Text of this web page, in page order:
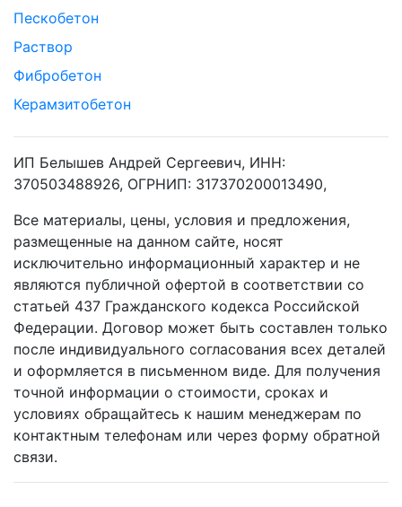
Пескобетон
Раствор
Фибробетон
Керамзитобетон
ИП Белышев Андрей Сергеевич, ИНН:
370503488926, ОГРНИП: 317370200013490,
Все материалы, цены, условия и предложения,
размещенные на данном сайте, носят
исключительно информационный характер и не
являются публичной офертой в соответствии со
статьей 437 Гражданского кодекса Российской
Федерации. Договор может быть составлен только
после индивидуального согласования всех деталей
и оформляется в письменном виде. Для получения
точной информации о стоимости, сроках и
условиях обращайтесь к нашим менеджерам по
контактным телефонам или через форму обратной
связи.